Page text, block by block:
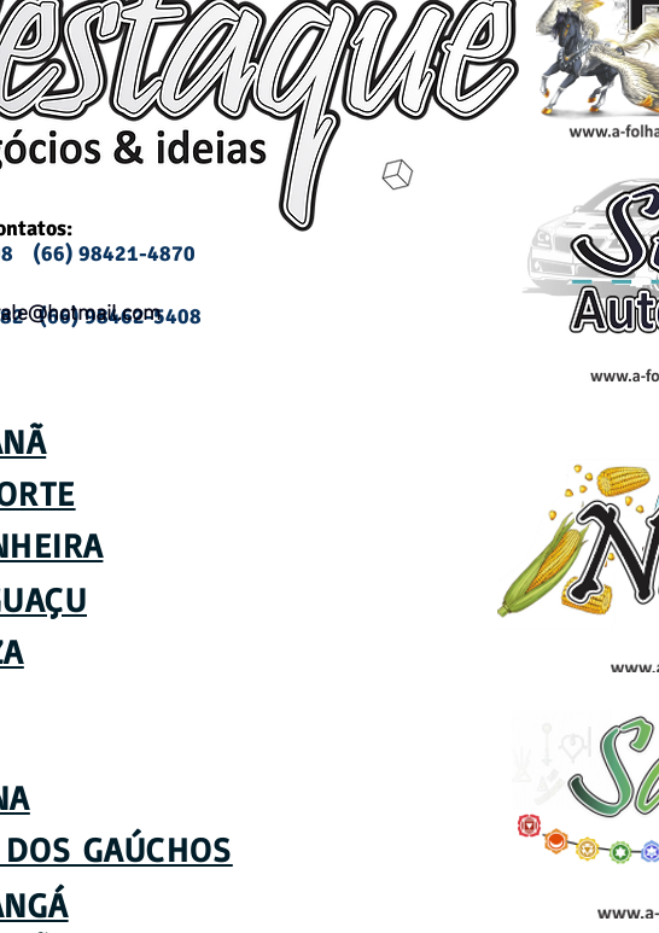
(66) 98421-4870
(66) 98462-5408
GAÚCHOS